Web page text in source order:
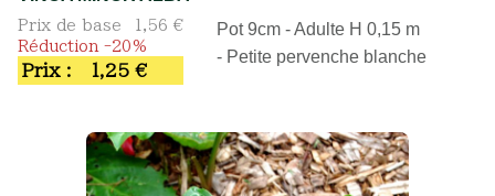
Prix de base
1,56 €
Réduction -20%
Prix : 1,25 €
Pot 9cm - Adulte H 0,15 m
- Petite pervenche blanche